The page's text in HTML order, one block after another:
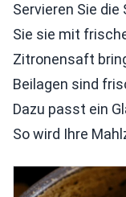
Servieren Sie die
Sie sie mit
Zitronensaft
Beilagen sind
Dazu passt ein
So wird Ihre